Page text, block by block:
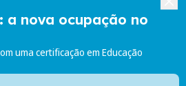
a nova ocupação no
uma certificação em Educação